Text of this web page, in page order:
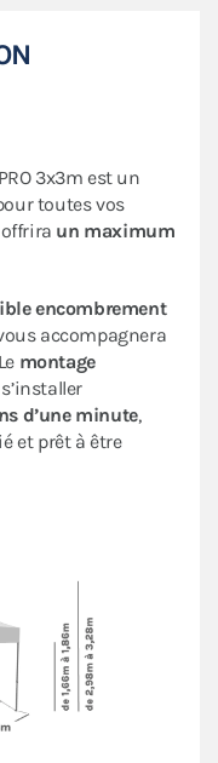
3x3m est un
toutes vos
un maximum
encombrement
accompagnera
montage
d’une minute,
et prêt à être
angles. Elle est
durabilité pour
.
tarif très
professionnels
(composé de 3